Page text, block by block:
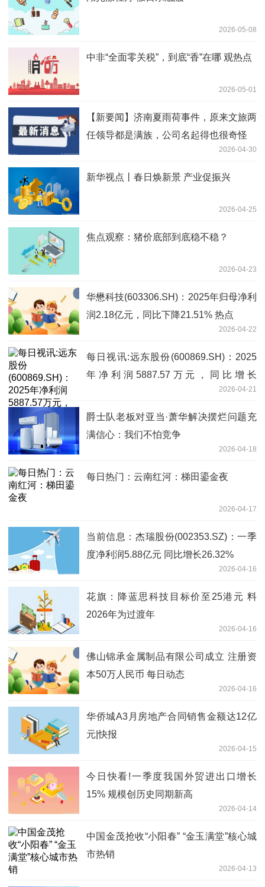
2026-05-08
中非“全面零关税”，到底“香”在哪 观热点
2026-05-01
【新要闻】济南夏雨荷事件，原来文旅两
任领导都是满族，公司名起得也很奇怪
2026-04-30
新华视点丨春日焕新景 产业促振兴
2026-04-25
焦点观察：猪价底部到底稳不稳？
2026-04-23
华懋科技(603306.SH)：2025年归母净利
润2.18亿元，同比下降21.51% 热点
2026-04-22
每日视讯:远东股份(600869.SH)：2025
年净利润5887.57万元，同比增长
2026-04-21
爵士队老板对亚当·萧华解决摆烂问题充
满信心：我们不怕竞争
2026-04-18
每日热门：云南红河：梯田鎏金夜
2026-04-17
当前信息：杰瑞股份(002353.SZ)：一季
度净利润5.88亿元 同比增长26.32%
2026-04-16
花旗：降蓝思科技目标价至25港元 料
2026年为过渡年
2026-04-16
佛山锦承金属制品有限公司成立 注册资
本50万人民币 每日动态
2026-04-16
华侨城A3月房地产合同销售金额达12亿
元|快报
2026-04-15
今日快看!一季度我国外贸进出口增长
15% 规模创历史同期新高
2026-04-14
中国金茂抢收“小阳春” “金玉满堂”核心城
市热销
2026-04-13